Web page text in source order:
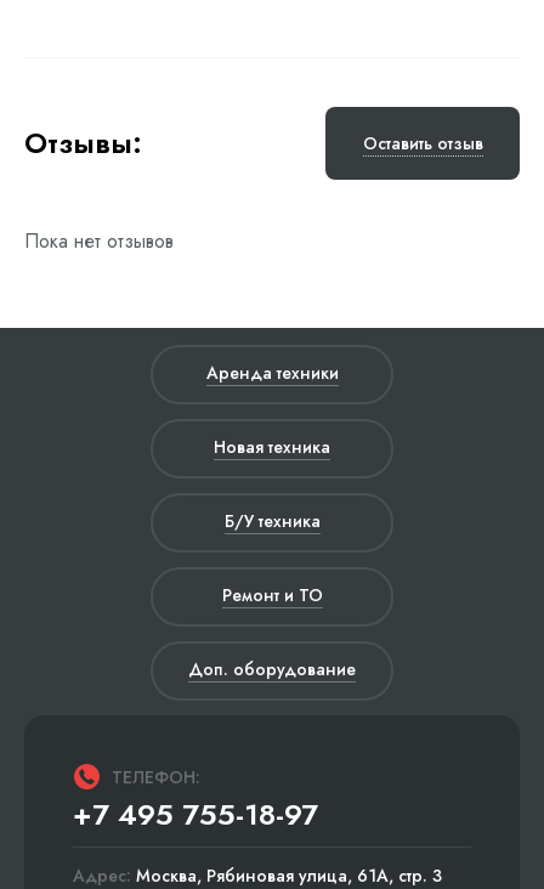
Отзывы: Оставить отзыв
Пока нет отзывов
Аренда техники
Новая техника
Б/У техника
Ремонт и ТО
Доп. оборудование
ТЕЛЕФОН:
+7 495 755-18-97
Адрес: Москва, Рябиновая улица, 61А, стр. 3